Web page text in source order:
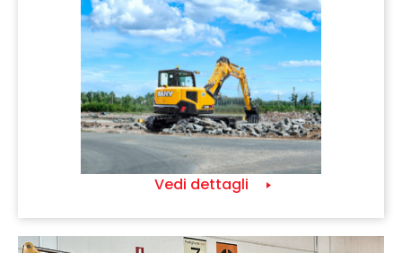
Vedi dettagli